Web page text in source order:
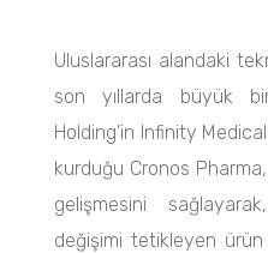
Uluslararası alandaki
son yıllarda büyük
Holding’in Infinity
kurduğu Cronos
gelişmesini
değişimi tetikleyen ürün